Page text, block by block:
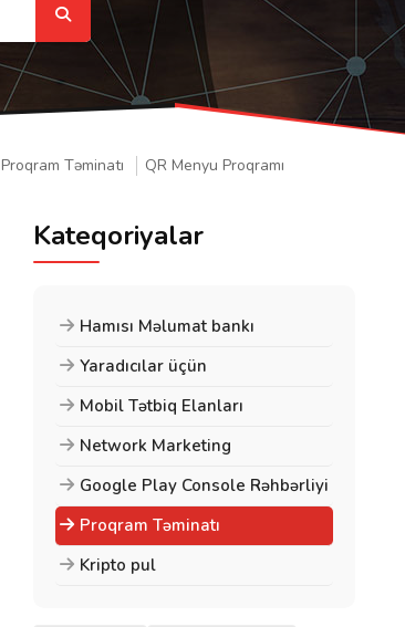
Proqram Təminatı QR Menyu Proqramı
Kateqoriyalar
Hamısı Məlumat bankı
Yaradıcılar üçün
Mobil Tətbiq Elanları
Network Marketing
Google Play Console Rəhbərliyi
Proqram Təminatı
Kripto pul